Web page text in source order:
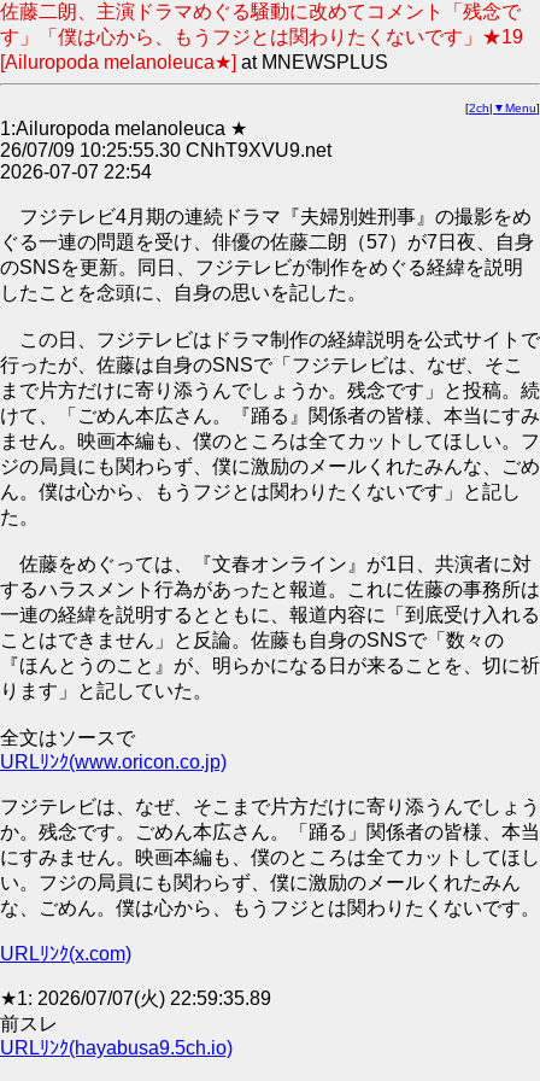
佐藤二朗、主演ドラマめぐる騒動に改めてコメント「残念で
す」「僕は心から、もうフジとは関わりたくないです」★19
[Ailuropoda melanoleuca★] at MNEWSPLUS
[2ch| ▼Menu]
1:Ailuropoda melanoleuca ★
26/07/09 10:25:55.30 CNhT9XVU9.net
2026-07-07 22:54
フジテレビ4月期の連続ドラマ『夫婦別姓刑事』の撮影をめ
ぐる一連の問題を受け、俳優の佐藤二朗（57）が7日夜、自身
のSNSを更新。同日、フジテレビが制作をめぐる経緯を説明
したことを念頭に、自身の思いを記した。
この日、フジテレビはドラマ制作の経緯説明を公式サイトで
行ったが、佐藤は自身のSNSで「フジテレビは、なぜ、そこ
まで片方だけに寄り添うんでしょうか。残念です」と投稿。続
けて、「ごめん本広さん。『踊る』関係者の皆様、本当にすみ
ません。映画本編も、僕のところは全てカットしてほしい。フ
ジの局員にも関わらず、僕に激励のメールくれたみんな、ごめ
ん。僕は心から、もうフジとは関わりたくないです」と記し
た。
佐藤をめぐっては、『文春オンライン』が1日、共演者に対
するハラスメント行為があったと報道。これに佐藤の事務所は
一連の経緯を説明するとともに、報道内容に「到底受け入れる
ことはできません」と反論。佐藤も自身のSNSで「数々の
『ほんとうのこと』が、明らかになる日が来ることを、切に祈
ります」と記していた。
全文はソースで
URLﾘﾝｸ(www.oricon.co.jp)
フジテレビは、なぜ、そこまで片方だけに寄り添うんでしょう
か。残念です。ごめん本広さん。「踊る」関係者の皆様、本当
にすみません。映画本編も、僕のところは全てカットしてほし
い。フジの局員にも関わらず、僕に激励のメールくれたみん
な、ごめん。僕は心から、もうフジとは関わりたくないです。
URLﾘﾝｸ(x.com)
★1: 2026/07/07(火) 22:59:35.89
前スレ
URLﾘﾝｸ(hayabusa9.5ch.io)